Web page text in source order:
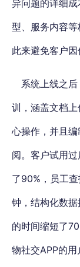
异问题的详细
型、服务内容
此来避免客户因
系统上线之
训，涵盖文档
心操作，并且
阅。客户试用
了90%，员工
钟，结构化数
的时间缩短了
物社交APP的